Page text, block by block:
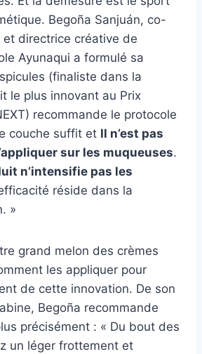
Begoña Sanjuán, co-
et directrice créative de
Ayunaqui a formulé sa
(finaliste dans la
le plus innovant au Prix ​​​​
) recommande le protocole
couche suffit et Il n’est pas
sur les muqueuses.
n’intensifie pas les
réside dans la
»
grand melon des crèmes
les appliquer pour
de cette innovation. De son
Begoña recommande
précisément : « Du bout des
un léger frottement et